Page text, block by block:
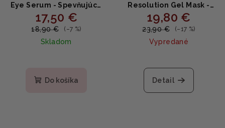
Eye Serum - Spevňujúce
očné sérum s vegánskym
kolagénom a peptidmi
17,50 €
18,90 € (–7 %)
Skladom
Do košíka
Resolution Gel Mask -
Upokojujúca gélová
maska s niacínamidom a
pupočníkom 100ml
19,80 €
23,90 € (–17 %)
Vypredané
Detail